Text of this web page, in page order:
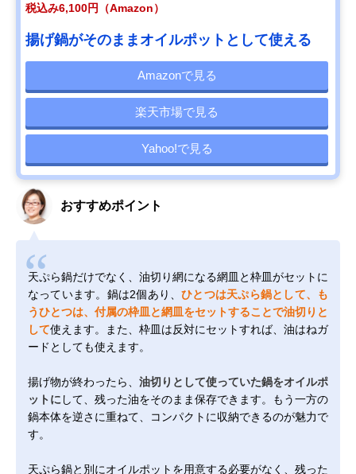
税込み6,100円（Amazon）
揚げ鍋がそのままオイルポットとして使える
Amazonで見る
楽天市場で見る
Yahoo!で見る
おすすめポイント
天ぷら鍋だけでなく、油切り網になる網皿と枠皿がセットに
なっています。鍋は2個あり、ひとつは天ぷら鍋として、も
うひとつは、付属の枠皿と網皿をセットすることで油切りと
して使えます。また、枠皿は反対にセットすれば、油はねガ
ードとしても使えます。
揚げ物が終わったら、 油切りとして使っていた鍋をオイルポ
ットに して、残った油をそのまま保存できます。もう一方の
鍋本体を逆さに重ねて、コンパクトに収納できるのが魅力で
す。
天ぷら鍋と別にオイルポットを用意する必要がなく、残った